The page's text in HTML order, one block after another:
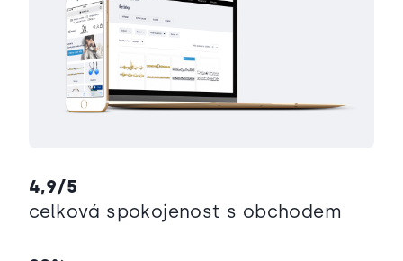
4,9/5
celková spokojenost s obchodem